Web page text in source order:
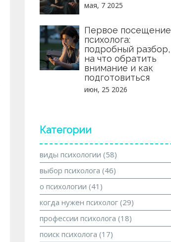
мая, 7 2025
Первое посещение
психолога:
подробный разбор,
на что обратить
внимание и как
подготовиться
июн, 25 2026
Категории
виды психологии (58)
выбор психолога (46)
о психологии (41)
когда нужен психолог (29)
профессии психолога (18)
поиск психолога (17)